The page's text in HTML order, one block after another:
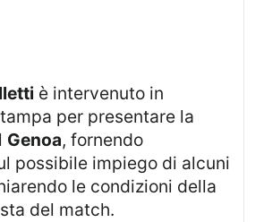
è intervenuto in
per presentare la
Genoa, fornendo
possibile impiego di alcuni
le condizioni della
del match.